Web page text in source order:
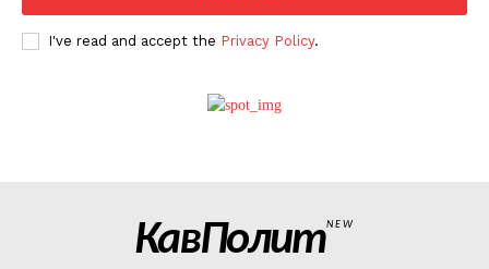
I've read and accept the Privacy Policy.
КавПолитNEW